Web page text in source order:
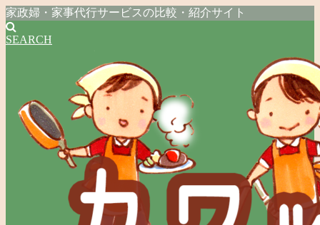
家政婦・家事代行サービスの比較・紹介サイト
SEARCH